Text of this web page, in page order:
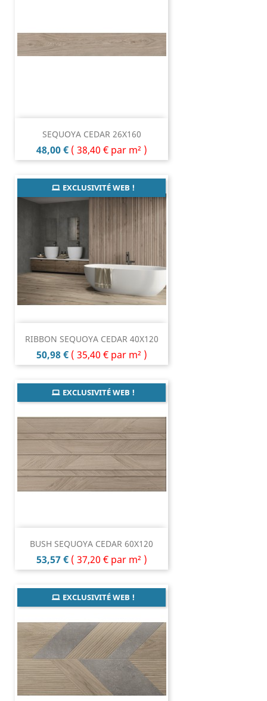
SEQUOYA CEDAR 26X160
Prix
48,00 € ( 38,40 € par m² )
RIBBON SEQUOYA CEDAR 40X120
Prix
50,98 € ( 35,40 € par m² )
EXCLUSIVITÉ WEB !
BUSH SEQUOYA CEDAR 60X120
Prix
53,57 € ( 37,20 € par m² )
EXCLUSIVITÉ WEB !
EXCLUSIVITÉ WEB !